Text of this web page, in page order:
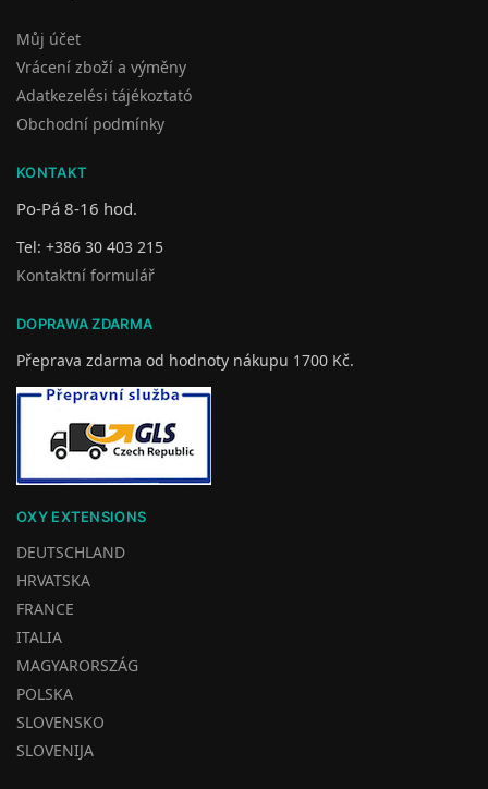
Můj účet
Vrácení zboží a výměny
Adatkezelési tájékoztató
Obchodní podmínky
KONTAKT
Po-Pá 8-16 hod.
Tel: +386 30 403 215
Kontaktní formulář
DOPRAWA ZDARMA
Přeprava zdarma od hodnoty nákupu 1700 Kč.
OXY EXTENSIONS
DEUTSCHLAND
HRVATSKA
FRANCE
ITALIA
MAGYARORSZÁG
POLSKA
SLOVENSKO
SLOVENIJA